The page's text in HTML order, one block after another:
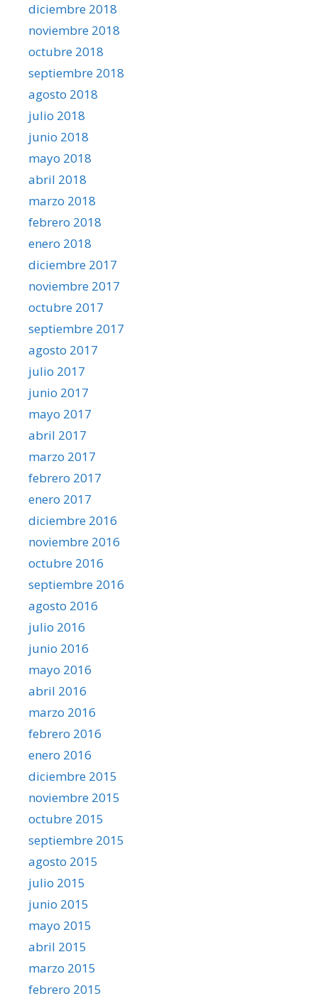
diciembre 2018
noviembre 2018
octubre 2018
septiembre 2018
agosto 2018
julio 2018
junio 2018
mayo 2018
abril 2018
marzo 2018
febrero 2018
enero 2018
diciembre 2017
noviembre 2017
octubre 2017
septiembre 2017
agosto 2017
julio 2017
junio 2017
mayo 2017
abril 2017
marzo 2017
febrero 2017
enero 2017
diciembre 2016
noviembre 2016
octubre 2016
septiembre 2016
agosto 2016
julio 2016
junio 2016
mayo 2016
abril 2016
marzo 2016
febrero 2016
enero 2016
diciembre 2015
noviembre 2015
octubre 2015
septiembre 2015
agosto 2015
julio 2015
junio 2015
mayo 2015
abril 2015
marzo 2015
febrero 2015